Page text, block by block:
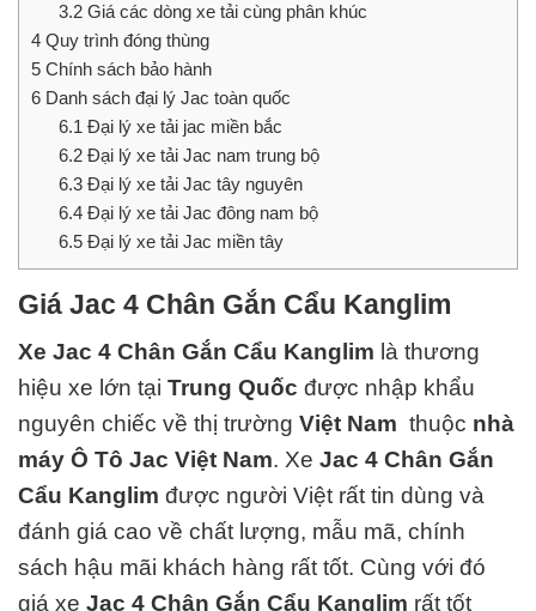
3.2Giá các dòng xe tải cùng phân khúc
4 Quy trình đóng thùng
5 Chính sách bảo hành
6 Danh sách đại lý Jac toàn quốc
6.1Đại lý xe tải jac miền bắc
6.2Đại lý xe tải Jac nam trung bộ
6.3Đại lý xe tải Jac tây nguyên
6.4Đại lý xe tải Jac đông nam bộ
6.5Đại lý xe tải Jac miền tây
Giá Jac 4 Chân Gắn Cẩu Kanglim
Xe Jac 4 Chân Gắn Cẩu Kanglim là thương
hiệu xe lớn tại Trung Quốc được nhập khẩu
nguyên chiếc về thị trường Việt Nam thuộc nhà
máy Ô Tô Jac Việt Nam. Xe Jac 4 Chân Gắn
Cẩu Kanglim được người Việt rất tin dùng và
đánh giá cao về chất lượng, mẫu mã, chính
sách hậu mãi khách hàng rất tốt. Cùng với đó
giá xe Jac 4 Chân Gắn Cẩu Kanglim rất tốt